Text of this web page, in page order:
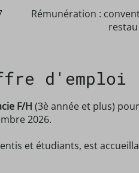
Rémunération :
restau
d'emploi
F/H (3è année et plus)
2026.
et étudiants, est